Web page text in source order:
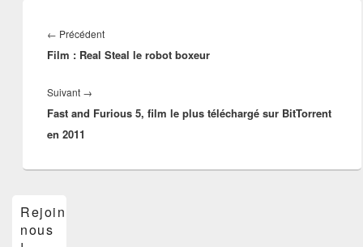
de
l’article
← PrécédentArticle
précédent :
Film : Real Steal le robot boxeur
Suivant →Article
suivant :
Fast and Furious 5, film le plus téléchargé sur BitTorrent
en 2011
principale
de
Rejoins-
nous